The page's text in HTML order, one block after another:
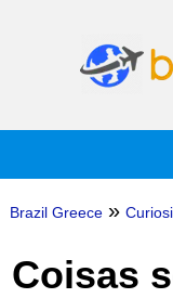
Brazil Greece »
Coisas